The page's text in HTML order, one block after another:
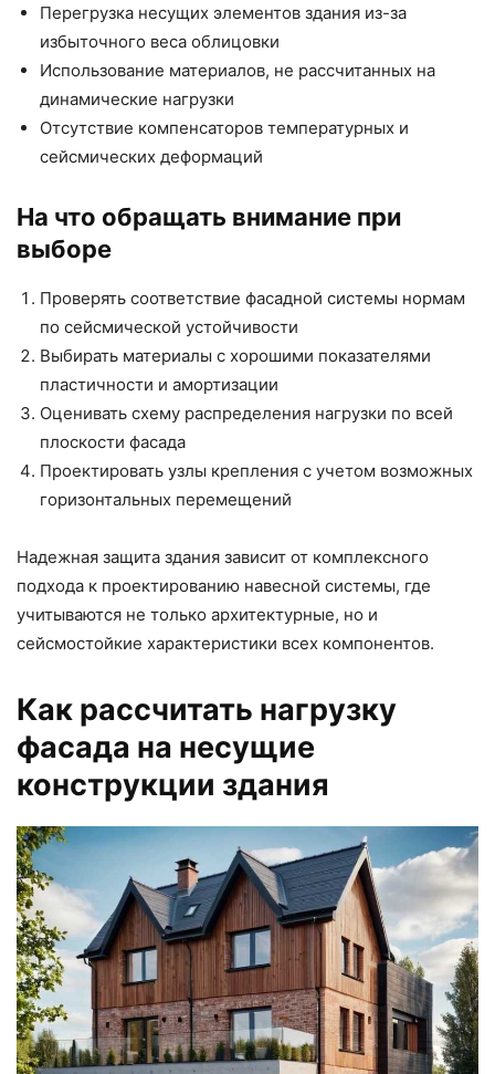
Перегрузка несущих элементов здания из-за
избыточного веса облицовки
Использование материалов, не рассчитанных на
динамические нагрузки
Отсутствие компенсаторов температурных и
сейсмических деформаций
На что обращать внимание при
выборе
Проверять соответствие фасадной системы нормам
по сейсмической устойчивости
Выбирать материалы с хорошими показателями
пластичности и амортизации
Оценивать схему распределения нагрузки по всей
плоскости фасада
Проектировать узлы крепления с учетом возможных
горизонтальных перемещений
Надежная защита здания зависит от комплексного
подхода к проектированию навесной системы, где
учитываются не только архитектурные, но и
сейсмостойкие характеристики всех компонентов.
Как рассчитать нагрузку
фасада на несущие
конструкции здания